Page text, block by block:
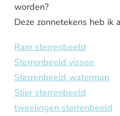
worden?
Deze zonnetekens heb ik
Ram sterrenbeeld
Sterrenbeeld vissen
Sterrenbeeld waterman
Stier sterrenbeeld
tweelingen sterrenbeeld